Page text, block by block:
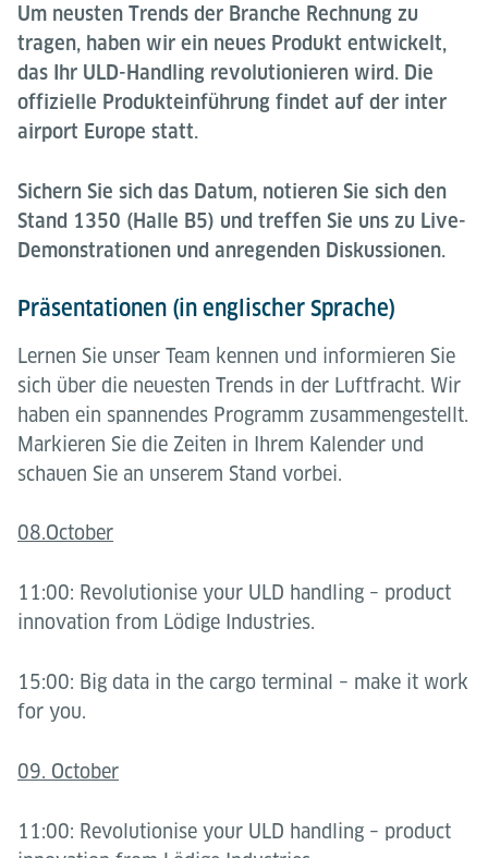
Um neusten Trends der Branche Rechnung zu
tragen, haben wir ein neues Produkt entwickelt,
das Ihr ULD-Handling revolutionieren wird. Die
offizielle Produkteinführung findet auf der inter
airport Europe statt.
Sichern Sie sich das Datum, notieren Sie sich den
Stand 1350 (Halle B5) und treffen Sie uns zu Live-
Demonstrationen und anregenden Diskussionen.
Präsentationen (in englischer Sprache)
Lernen Sie unser Team kennen und informieren Sie
sich über die neuesten Trends in der Luftfracht. Wir
haben ein spannendes Programm zusammengestellt.
Markieren Sie die Zeiten in Ihrem Kalender und
schauen Sie an unserem Stand vorbei.
08.October
11:00: Revolutionise your ULD handling – product
innovation from Lödige Industries.
15:00: Big data in the cargo terminal – make it work
for you.
09. October
11:00: Revolutionise your ULD handling – product